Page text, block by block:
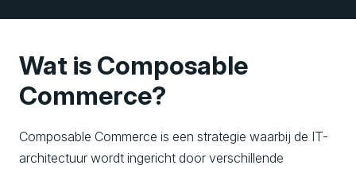
Wat is Composable
Commerce?
Composable Commerce is een strategie waarbij de IT-
architectuur wordt ingericht door verschillende